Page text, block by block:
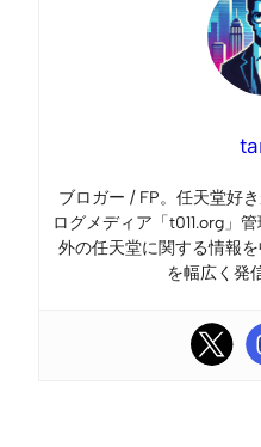
ブロガー / FP。任天堂好
ログメディア「t011.org」
外の任天堂に関する情報
を幅広く発